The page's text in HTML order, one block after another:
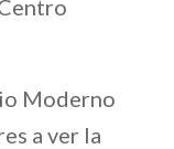
Moderno
a ver la